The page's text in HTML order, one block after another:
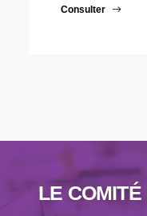
Consulter
LE